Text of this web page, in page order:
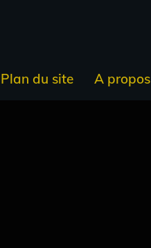
Plan du site A propos